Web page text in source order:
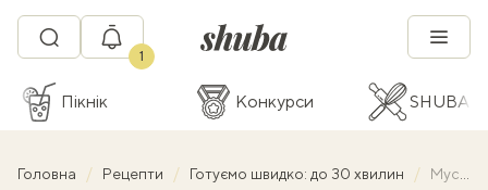
1
Пікнік Конкурси SHUBA
Головна Рецепти Готуємо швидко: до 30 хвилин Мус із тунця — рецепт смачного крему для закусок